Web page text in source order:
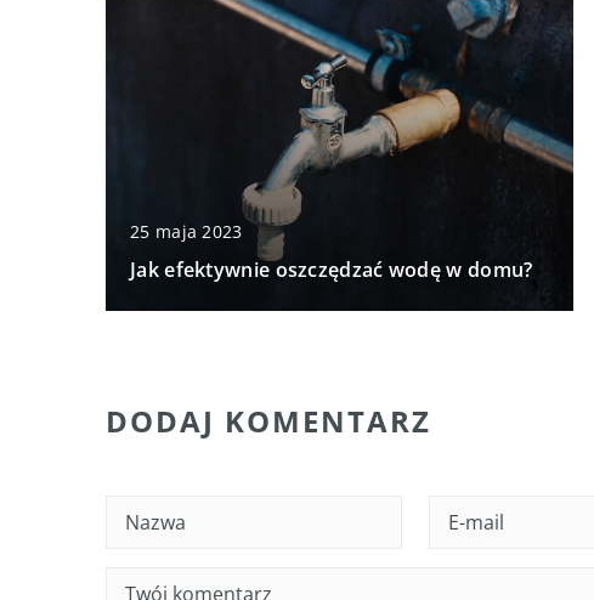
25 maja 2023
Jak efektywnie oszczędzać wodę w domu?
DODAJ KOMENTARZ